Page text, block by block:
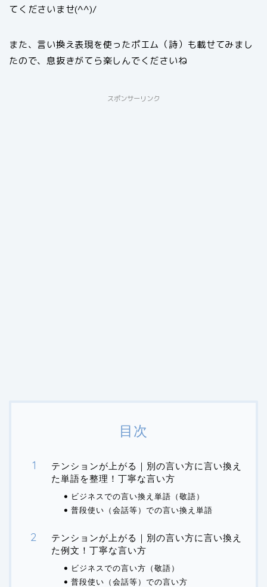
てくださいませ(^^)/
また、言い換え表現を使ったポエム（詩）も載せてみまし
たので、息抜きがてら楽しんでくださいね
スポンサーリンク
目次
テンションが上がる｜別の言い方に言い換え
た単語を整理！丁寧な言い方
ビジネスでの言い換え単語（敬語）
普段使い（会話等）での言い換え単語
テンションが上がる｜別の言い方に言い換え
た例文！丁寧な言い方
ビジネスでの言い方（敬語）
普段使い（会話等）での言い方